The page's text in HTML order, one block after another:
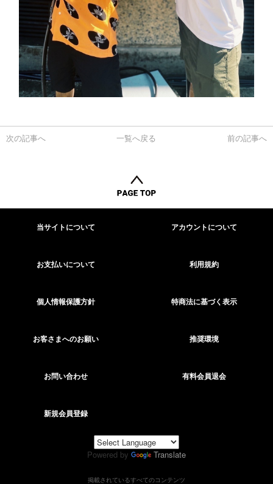
次の記事へ 一覧へ戻る 前の記事へ
当サイトについて アカウントについて
お支払いについて 利用規約
個人情報保護方針 特商法に基づく表示
お客さまへのお願い 推奨環境
お問い合わせ 有料会員退会
新規会員登録
Powered by Translate
掲載されているすべてのコンテンツ